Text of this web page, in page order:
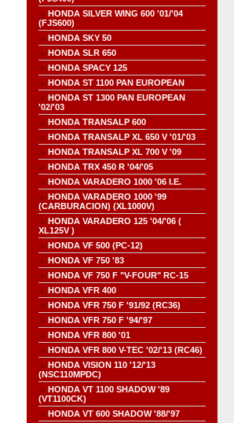
HONDA SILVER WING 600 '01/'04
(FJS600)
HONDA SKY 50
HONDA SLR 650
HONDA SPACY 125
HONDA ST 1100 PAN EUROPEAN
HONDA ST 1300 PAN EUROPEAN
'02/'03
HONDA TRANSALP 600
HONDA TRANSALP XL 650 V '01/'03
HONDA TRANSALP XL 700 V '09
HONDA TRX 450 R '04/'05
HONDA VARADERO 1000 '06 I.E.
HONDA VARADERO 1000 '99
(CARBURACION) (XL1000V)
HONDA VARADERO 125 '04/'06 (
XL125V )
HONDA VF 500 (PC-12)
HONDA VF 750 '83
HONDA VF 750 F "V-FOUR" RC-15
HONDA VFR 400
HONDA VFR 750 F '91/92 (RC36)
HONDA VFR 750 F '94/'97
HONDA VFR 800 '01
HONDA VFR 800 V-TEC '02/'13 (RC46)
HONDA VISION 110 '12/'13
(NSC110MPDC)
HONDA VT 1100 SHADOW '89
(VT1100CK)
HONDA VT 600 SHADOW '88/'97